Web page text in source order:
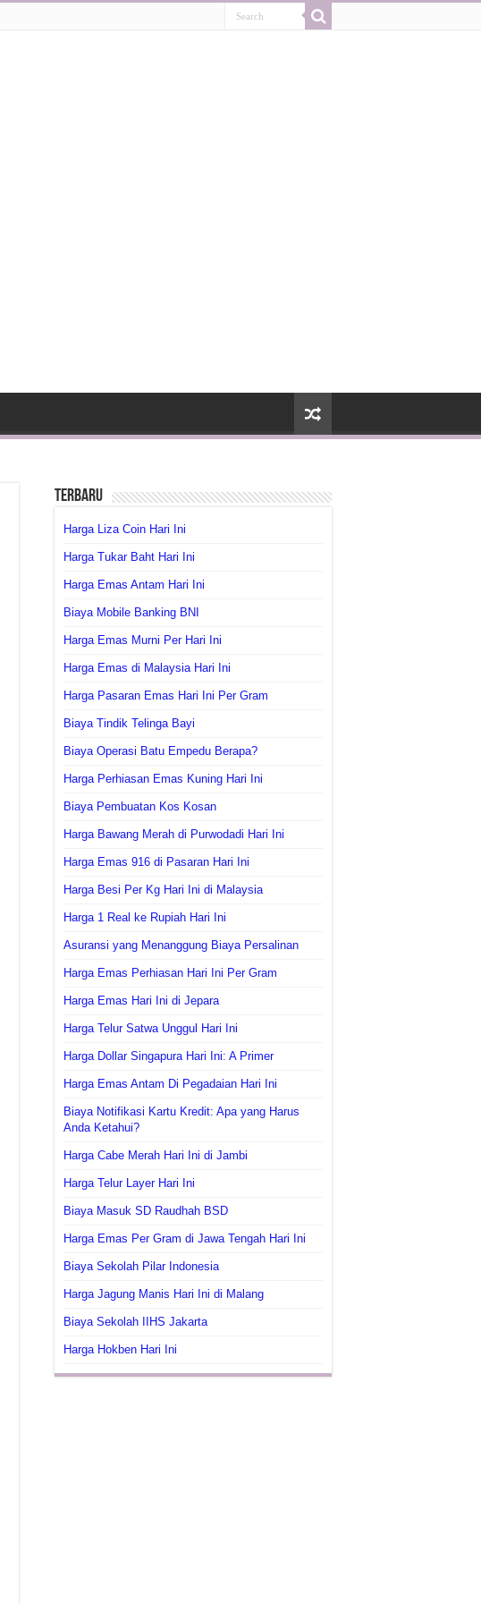
Terbaru
Harga Liza Coin Hari Ini
Harga Tukar Baht Hari Ini
Harga Emas Antam Hari Ini
Biaya Mobile Banking BNI
Harga Emas Murni Per Hari Ini
Harga Emas di Malaysia Hari Ini
Harga Pasaran Emas Hari Ini Per Gram
Biaya Tindik Telinga Bayi
Biaya Operasi Batu Empedu Berapa?
Harga Perhiasan Emas Kuning Hari Ini
Biaya Pembuatan Kos Kosan
Harga Bawang Merah di Purwodadi Hari Ini
Harga Emas 916 di Pasaran Hari Ini
Harga Besi Per Kg Hari Ini di Malaysia
Harga 1 Real ke Rupiah Hari Ini
Asuransi yang Menanggung Biaya Persalinan
Harga Emas Perhiasan Hari Ini Per Gram
Harga Emas Hari Ini di Jepara
Harga Telur Satwa Unggul Hari Ini
Harga Dollar Singapura Hari Ini: A Primer
Harga Emas Antam Di Pegadaian Hari Ini
Biaya Notifikasi Kartu Kredit: Apa yang Harus
Anda Ketahui?
Harga Cabe Merah Hari Ini di Jambi
Harga Telur Layer Hari Ini
Biaya Masuk SD Raudhah BSD
Harga Emas Per Gram di Jawa Tengah Hari Ini
Biaya Sekolah Pilar Indonesia
Harga Jagung Manis Hari Ini di Malang
Biaya Sekolah IIHS Jakarta
Harga Hokben Hari Ini